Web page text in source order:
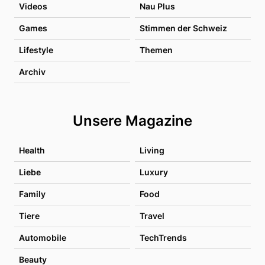
Videos Nau Plus
Games Stimmen der Schweiz
Lifestyle Themen
Archiv
Unsere Magazine
Health Living
Liebe Luxury
Family Food
Tiere Travel
Automobile TechTrends
Beauty